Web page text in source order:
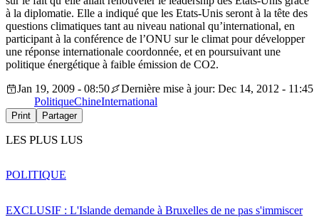
à la diplomatie. Elle a indiqué que les Etats-Unis seront à la tête des
questions climatiques tant au niveau national qu’international, en
participant à la conférence de l’ONU sur le climat pour développer
une réponse internationale coordonnée, et en poursuivant une
politique énergétique à faible émission de CO2.
Jan 19, 2009 - 08:50
Dernière mise à jour: Dec 14, 2012 - 11:45
PolitiqueChineInternational
Print Partager
LES PLUS LUS
EXCLUSIF : L'Islande demande à Bruxelles de ne pas s'immiscer
POLITIQUE